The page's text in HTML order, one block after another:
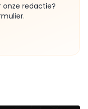
onze redactie?